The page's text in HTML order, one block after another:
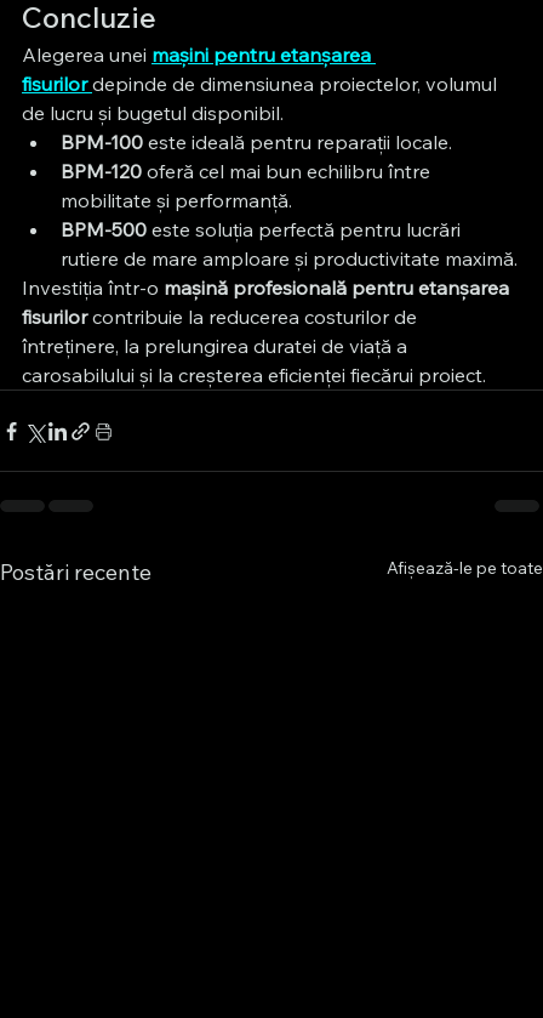
Concluzie
Alegerea unei mașini pentru etanșarea
fisurilor depinde de dimensiunea proiectelor, volumul
de lucru și bugetul disponibil.
BPM-100 este ideală pentru reparații locale.
BPM-120 oferă cel mai bun echilibru între
mobilitate și performanță.
BPM-500 este soluția perfectă pentru lucrări
rutiere de mare amploare și productivitate maximă.
Investiția într-o mașină profesională pentru etanșarea
fisurilor contribuie la reducerea costurilor de
întreținere, la prelungirea duratei de viață a
carosabilului și la creșterea eficienței fiecărui proiect.
Postări recente Afișează-le pe toate